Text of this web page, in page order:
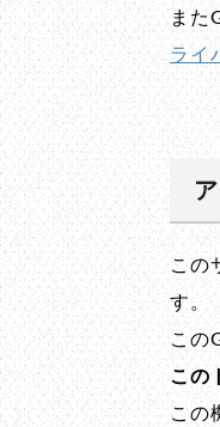
また
ライ
この
す。
この
この
この